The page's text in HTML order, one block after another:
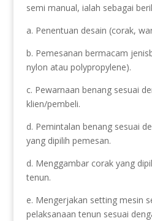
semi manual, ialah sebagai
a. Penentuan desain (corak,
b. Pemesanan bermacam
nylon atau polypropylene).
c. Pewarnaan benang sesuai
klien/pembeli.
d. Pemintalan benang sesuai
yang dipilih pemesan.
d. Menggambar corak yang
tenun.
e. Mengerjakan setting mesin
pelaksanaan tenun sesuai